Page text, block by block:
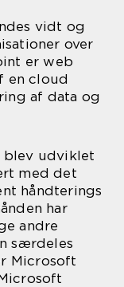
vidt og
over
er web
en cloud
af data og
blev udviklet
med det
håndterings
har
andre
særdeles
Microsoft